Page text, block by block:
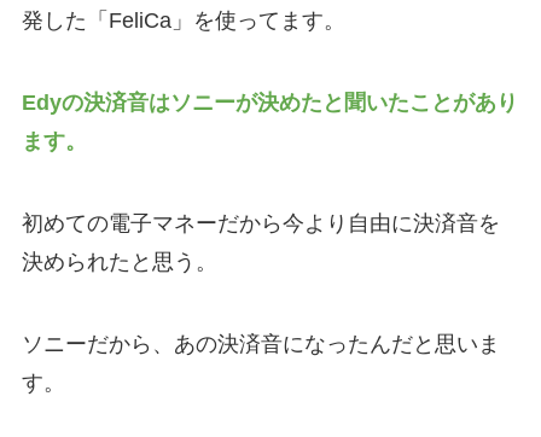
発した「FeliCa」を使ってます。
Edyの決済音はソニーが決めたと聞いたことがあり
ます。
初めての電子マネーだから今より自由に決済音を
決められたと思う。
ソニーだから、あの決済音になったんだと思いま
す。